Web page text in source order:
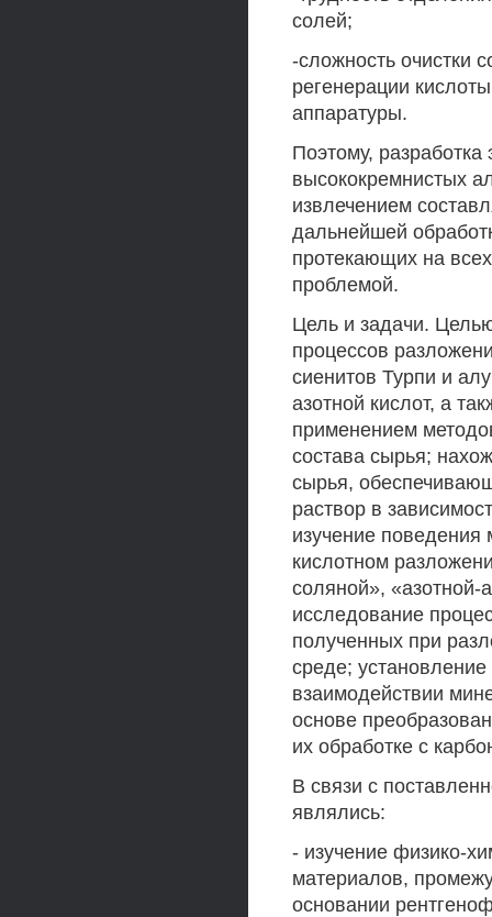
солей;
-сложность очистки
регенерации
аппаратуры.
Поэтому,
высококремнистых
извлечением
дальнейшей
протекающих на
проблемой.
Цель и задачи.
процессов
сиенитов Турпи и
азотной кислот, а
применением
состава сырья;
сырья,
раствор в
изучение поведения
кислотном
соляной», «азотной-
исследование
полученных при
среде;
взаимодействии
основе
их обработке с
В связи с
являлись:
- изучение физико-
материалов,
основании